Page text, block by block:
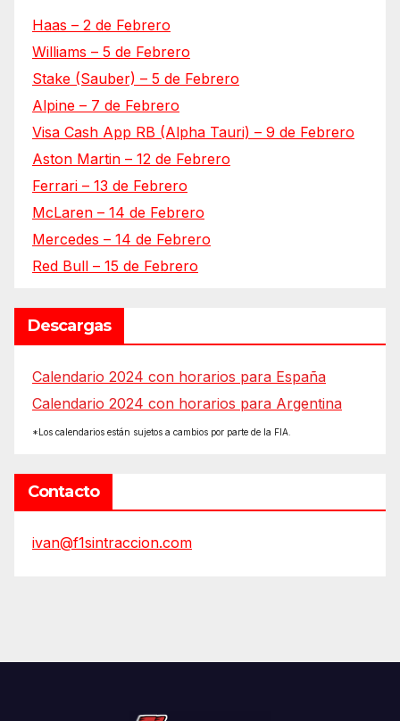
Haas – 2 de Febrero
Williams – 5 de Febrero
Stake (Sauber) – 5 de Febrero
Alpine – 7 de Febrero
Visa Cash App RB (Alpha Tauri) – 9 de Febrero
Aston Martin – 12 de Febrero
Ferrari – 13 de Febrero
McLaren – 14 de Febrero
Mercedes – 14 de Febrero
Red Bull – 15 de Febrero
Descargas
Calendario 2024 con horarios para España
Calendario 2024 con horarios para Argentina
*Los calendarios están sujetos a cambios por parte de la FIA.
Contacto
ivan@f1sintraccion.com